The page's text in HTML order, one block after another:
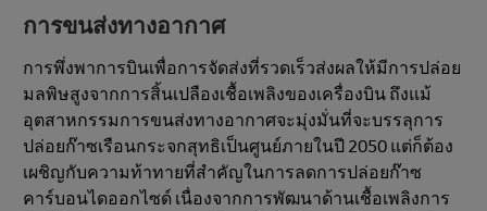
การขนส่งทางอากาศ
การพึ่งพาการบินเพื่อการจัดส่งที่รวดเร็วส่งผลให้มีการปล่อย
มลพิษสูงจากการสิ้นเปลืองเชื้อเพลิงของเครื่องบิน ถึงแม้
อุตสาหกรรมการขนส่งทางอากาศจะมุ่งมั่นที่จะบรรลุการ
ปล่อยก๊าซเรือนกระจกสุทธิเป็นศูนย์ภายในปี 2050 แต่ก็ต้อง
เผชิญกับความท้าทายที่สําคัญในการลดการปล่อยก๊าซ
คาร์บอนไดออกไซด์ เนื่องจากการพัฒนาด้านเชื้อเพลิงการ